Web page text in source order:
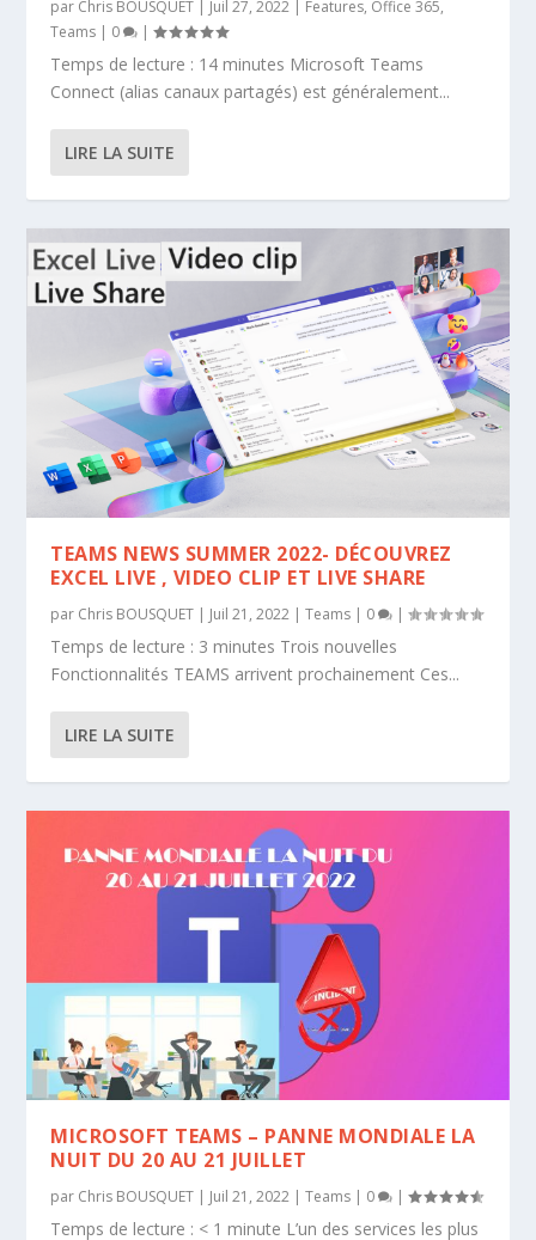
par Chris BOUSQUET Juil 27, 2022 Features, Office 365,
Teams | 0 |
Temps de lecture : 14 minutes Microsoft Teams
Connect (alias canaux partagés) est généralement...
LIRE LA SUITE
TEAMS NEWS SUMMER 2022- DÉCOUVREZ
EXCEL LIVE , VIDEO CLIP ET LIVE SHARE
par Chris BOUSQUET | Juil 21, 2022 |Teams | 0 |
Temps de lecture : 3 minutes Trois nouvelles
Fonctionnalités TEAMS arrivent prochainement Ces...
LIRE LA SUITE
MICROSOFT TEAMS – PANNE MONDIALE LA
NUIT DU 20 AU 21 JUILLET
par Chris BOUSQUET | Juil 21, 2022 |Teams | 0 |
Temps de lecture : < 1 minute L’un des services les plus